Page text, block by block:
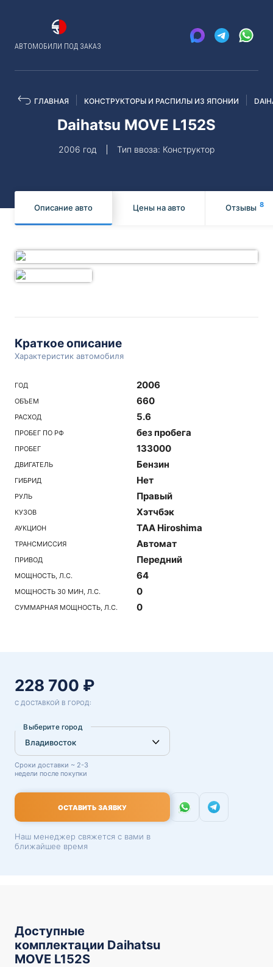
АВТОМОБИЛИ ПОД ЗАКАЗ
ГЛАВНАЯ КОНСТРУКТОРЫ И РАСПИЛЫ ИЗ ЯПОНИИ
Daihatsu MOVE L152S
2006 год Тип ввоза: Конструктор
Описание авто Цены на авто Отзывы 8
Краткое описание
Характеристик автомобиля
ГОД 2006
ОБЪЕМ 660
РАСХОД 5.6
ПРОБЕГ ПО РФ без пробега
ПРОБЕГ 133000
ДВИГАТЕЛЬ Бензин
ГИБРИД Нет
РУЛЬ Правый
КУЗОВ Хэтчбэк
АУКЦИОН TAA Hiroshima
ТРАНСМИССИЯ Автомат
ПРИВОД Передний
МОЩНОСТЬ, Л.С. 64
МОЩНОСТЬ 30 МИН, Л.С. 0
СУММАРНАЯ МОЩНОСТЬ, Л.С. 0
228 700 ₽
С ДОСТАВКОЙ В ГОРОД:
Выберите город
Сроки доставки ~ 2-3
недели после покупки
ОСТАВИТЬ ЗАЯВКУ
Наш менеджер свяжется с вами в
ближайшее время
Доступные
комплектации Daihatsu
MOVE L152S